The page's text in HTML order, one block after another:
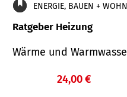
ENERGIE, BAUEN +
Ratgeber Heizung
Wärme und
24,00 €